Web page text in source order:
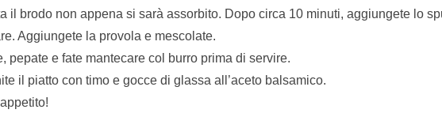
il brodo non appena si sarà assorbito. Dopo circa 10 minuti, aggiungete lo
Aggiungete la provola e mescolate.
pepate e fate mantecare col burro prima di servire.
il piatto con timo e gocce di glassa all’aceto balsamico.